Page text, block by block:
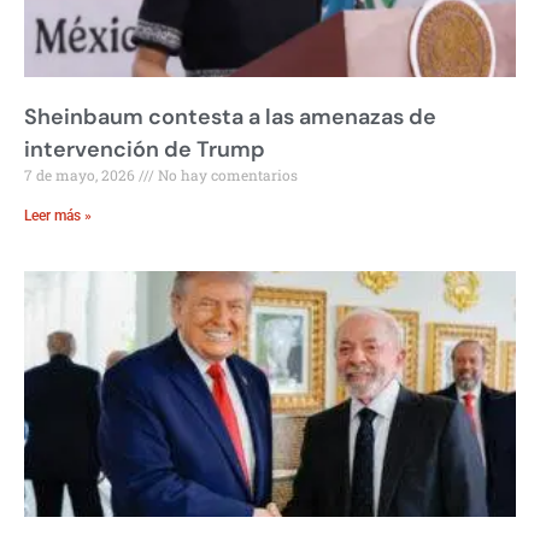
Sheinbaum contesta a las amenazas de
intervención de Trump
7 de mayo, 2026 No hay comentarios
Leer más »